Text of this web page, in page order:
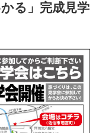
る」完成見学